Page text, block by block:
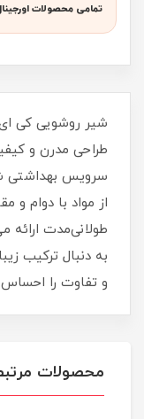
تمامی محصولات
طراحی مدرن و
سرویس بهداشتی
از مواد با دوام و
طولانی‌مدت ارائه
به دنبال ترکیب
و تفاوت را احساس
محصولات